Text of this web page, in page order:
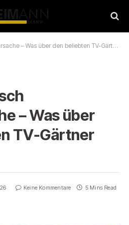
– Was über den beliebten TV-Gärtner bekannt ist
– Was über
TV-Gärtner
Keine Kommentare 5 Mins Read